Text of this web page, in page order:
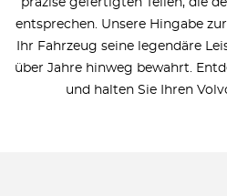
präzise gefertigten Teilen, die
entsprechen. Unsere Hingabe
Ihr Fahrzeug seine legendäre
über Jahre hinweg bewahrt.
und halten Sie Ihren